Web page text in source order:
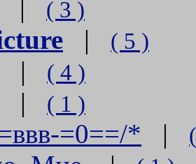
| ( 3 )
| ( 5 )
| ( 4 )
| ( 1 )
=0==/* |